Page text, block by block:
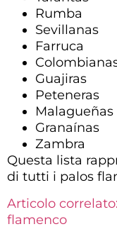
Rumba
Sevillanas
Farruca
Guajiras
Peteneras
Malagueñas
Granaínas
Zambra
Questa lista
di tutti i palos
Articolo
flamenco